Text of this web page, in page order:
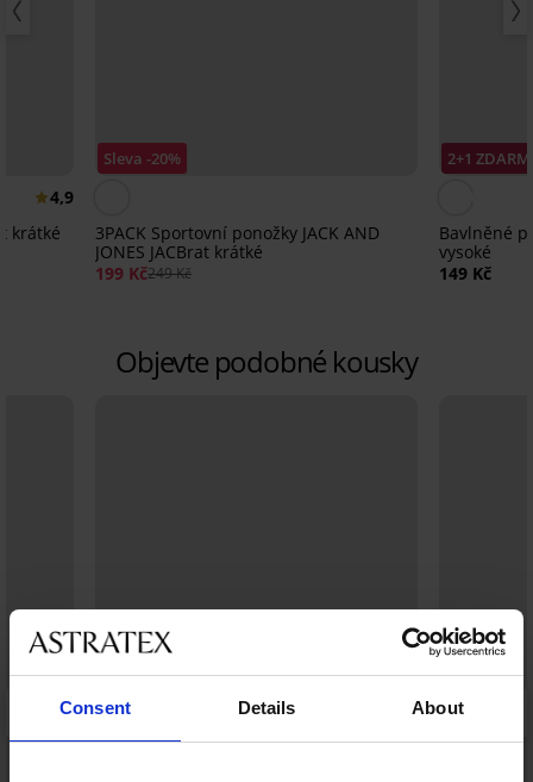
Consent Details About
4,9
krátké
Sleva -20%
3PACK Sportovní ponožky JACK AND
JONES JACBrat krátké
199 Kč249 Kč
2+1
Bavlněné
vysoké
149 Kč
Objevte podobné kousky